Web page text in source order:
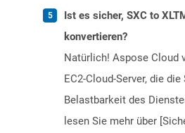
Ist es sicher, SXC to
konvertieren?
Natürlich! Aspose Cloud
EC2-Cloud-Server, die
Belastbarkeit des
lesen Sie mehr über